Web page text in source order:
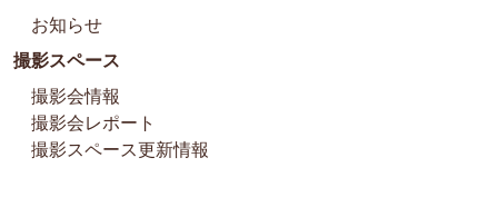
お知らせ
撮影スペース
撮影会情報
撮影会レポート
撮影スペース更新情報